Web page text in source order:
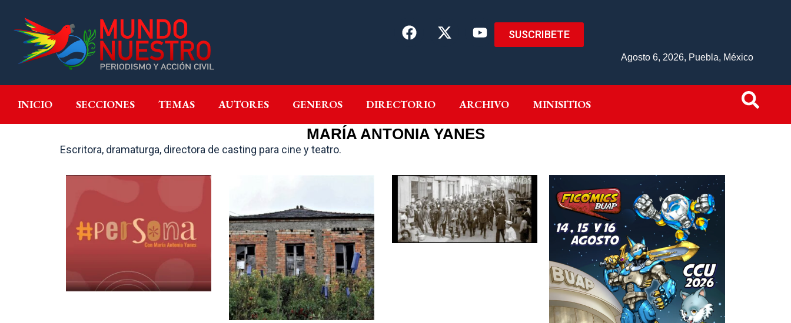
SUSCRIBETE
Agosto 6, 2026, Puebla, México
INICIO SECCIONES TEMAS AUTORES GENEROS DIRECTORIO ARCHIVO MINISITIOS
INICIO SECCIONES GENEROS DIRECTORIO ARCHIVO MINISITIOS
MARÍA ANTONIA YANES
Escritora, dramaturga, directora de casting para cine y teatro.